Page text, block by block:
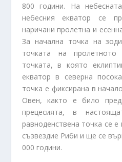
800 години. На
небесния екватор се
наричани пролетна и
За начална точка на
точката на пролетното
точката, в която
екватор в северна
точка е фиксирана в
Овен, както е било
прецесията, в
равноденствена точка се
съзвездие Риби и ще се
000 години.